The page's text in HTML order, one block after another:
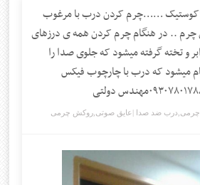
……چرم کردن درب با مرغوب
.. در هنگام چرم کردن همه ی درزهای
و تخته گرفته میشود که جلوی صدا را
میشود که درب با چارچوب فیکس
درب ضد صدا |عایق صوتی ,روکش چرمی